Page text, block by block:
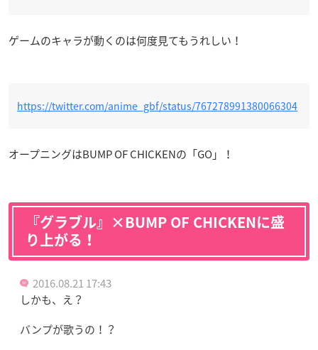
ゲームのキャラが動くのは何度見てもうれしい！
https://twitter.com/anime_gbf/status/767278991380066304
オープニングはBUMP OF CHICKENの「GO」！
『グラブル』×BUMP OF CHICKENに盛
り上がる！
2016.08.21 17:43
しかも、え？
バンプが歌うの！？